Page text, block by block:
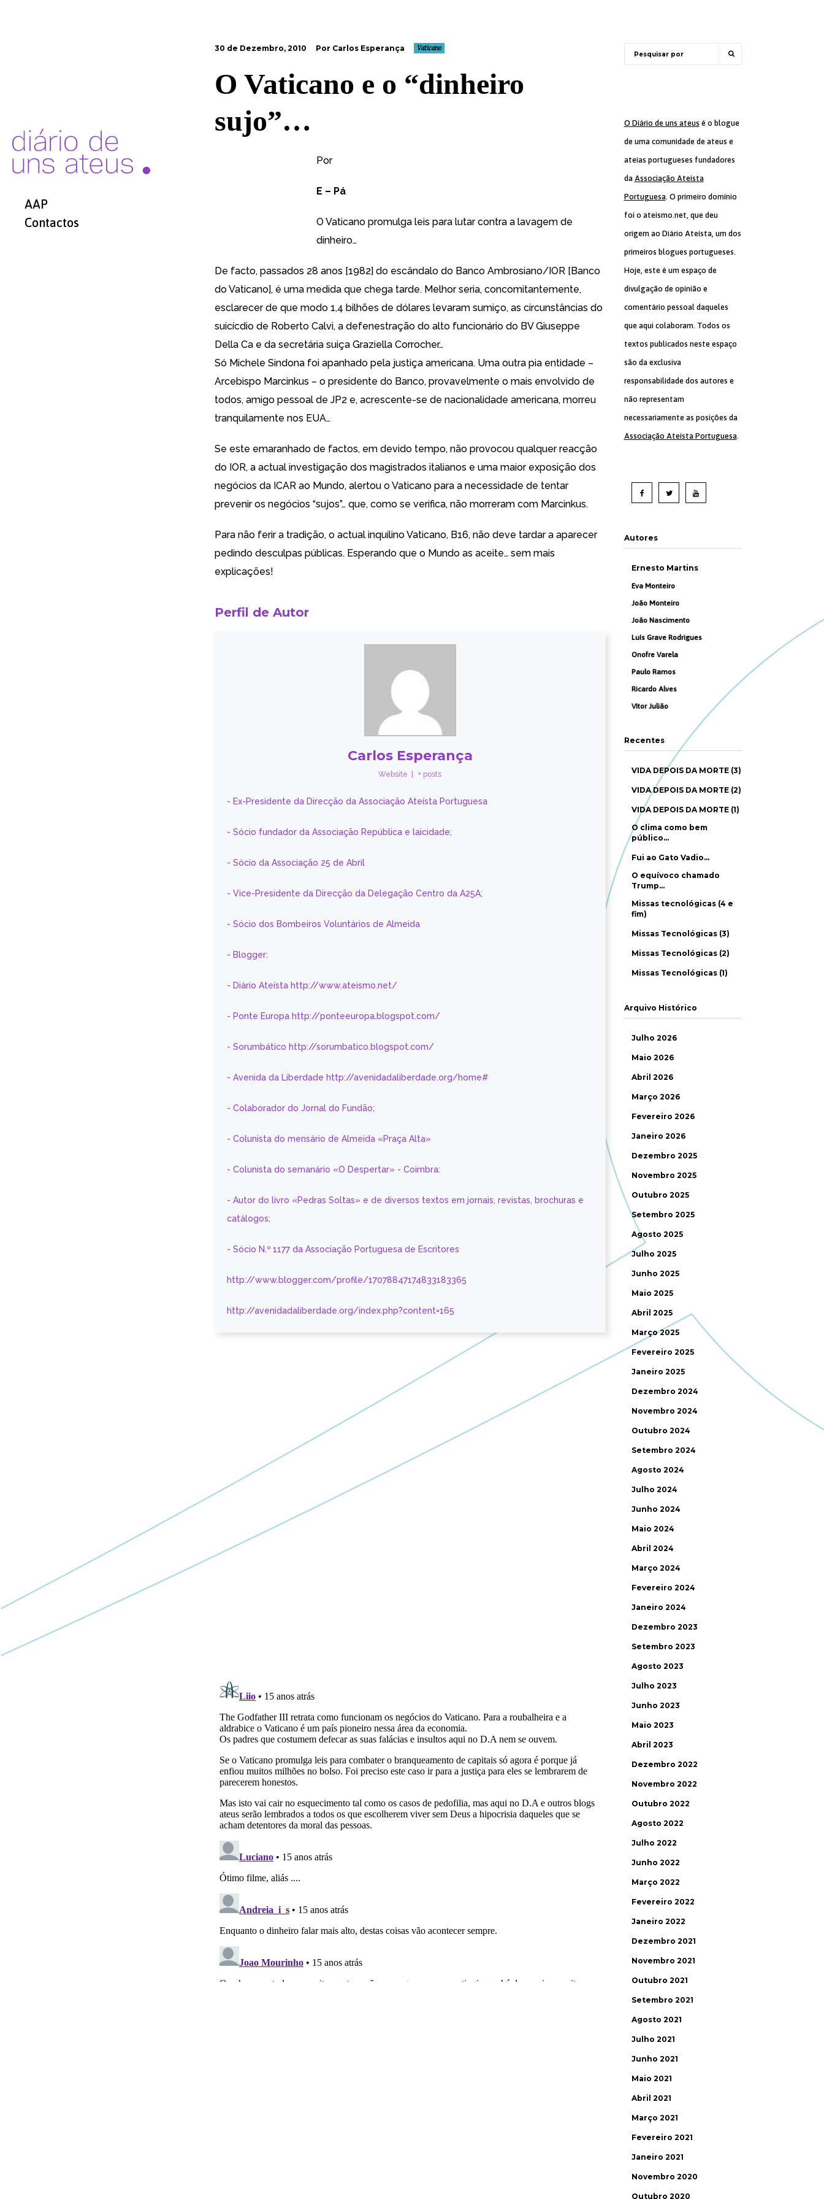
AAP
Contactos
30 de Dezembro, 2010 Por Carlos Esperança Vaticano
O Vaticano e o “dinheiro
sujo”…
Por
E – Pá
O Vaticano promulga leis para lutar contra a lavagem de
dinheiro…
De facto, passados 28 anos [1982] do escândalo do Banco Ambrosiano/IOR [Banco
do Vaticano], é uma medida que chega tarde. Melhor seria, concomitantemente,
esclarecer de que modo 1,4 bilhões de dólares levaram sumiço, as circunstâncias do
suicícdio de Roberto Calvi, a defenestração do alto funcionário do BV Giuseppe
Della Ca e da secretária suiça Graziella Corrocher…
Só Michele Sindona foi apanhado pela justiça americana. Uma outra pia entidade –
Arcebispo Marcinkus – o presidente do Banco, provavelmente o mais envolvido de
todos, amigo pessoal de JP2 e, acrescente-se de nacionalidade americana, morreu
tranquilamente nos EUA…
Se este emaranhado de factos, em devido tempo, não provocou qualquer reacção
do IOR, a actual investigação dos magistrados italianos e uma maior exposição dos
negócios da ICAR ao Mundo, alertou o Vaticano para a necessidade de tentar
prevenir os negócios “sujos”… que, como se verifica, não morreram com Marcinkus.
Para não ferir a tradição, o actual inquilino Vaticano, B16, não deve tardar a aparecer
pedindo desculpas públicas. Esperando que o Mundo as aceite… sem mais
explicações!
Perfil de Autor
Carlos Esperança
Website + posts
- Ex-Presidente da Direcção da Associação Ateísta Portuguesa
- Sócio fundador da Associação República e laicidade;
- Sócio da Associação 25 de Abril
- Vice-Presidente da Direcção da Delegação Centro da A25A;
- Sócio dos Bombeiros Voluntários de Almeida
- Blogger:
- Diário Ateísta http://www.ateismo.net/
- Ponte Europa http://ponteeuropa.blogspot.com/
- Sorumbático http://sorumbatico.blogspot.com/
- Avenida da Liberdade http://avenidadaliberdade.org/home#
- Colaborador do Jornal do Fundão;
- Colunista do mensário de Almeida «Praça Alta»
- Colunista do semanário «O Despertar» - Coimbra:
- Autor do livro «Pedras Soltas» e de diversos textos em jornais, revistas, brochuras e
catálogos;
- Sócio N.º 1177 da Associação Portuguesa de Escritores
http://www.blogger.com/profile/17078847174833183365
http://avenidadaliberdade.org/index.php?content=165
O Diário de uns ateus é o blogue
de uma comunidade de ateus e
ateias portugueses fundadores
da Associação Ateísta
Portuguesa. O primeiro domínio
foi o ateismo.net, que deu
origem ao Diário Ateísta, um dos
primeiros blogues portugueses.
Hoje, este é um espaço de
divulgação de opinião e
comentário pessoal daqueles
que aqui colaboram. Todos os
textos publicados neste espaço
são da exclusiva
responsabilidade dos autores e
não representam
necessariamente as posições da
Associação Ateísta Portuguesa.
Autores
Ernesto Martins
Eva Monteiro
João Monteiro
João Nascimento
Luís Grave Rodrigues
Onofre Varela
Paulo Ramos
Ricardo Alves
Vítor Julião
Recentes
VIDA DEPOIS DA MORTE (3)
VIDA DEPOIS DA MORTE (2)
VIDA DEPOIS DA MORTE (1)
O clima como bem
público…
Fui ao Gato Vadio…
O equívoco chamado
Trump…
Missas tecnológicas (4 e
fim)
Missas Tecnológicas (3)
Missas Tecnológicas (2)
Missas Tecnológicas (1)
Arquivo Histórico
Julho 2026
Maio 2026
Abril 2026
Março 2026
Fevereiro 2026
Janeiro 2026
Dezembro 2025
Novembro 2025
Outubro 2025
Setembro 2025
Agosto 2025
Julho 2025
Junho 2025
Maio 2025
Abril 2025
Março 2025
Fevereiro 2025
Janeiro 2025
Dezembro 2024
Novembro 2024
Outubro 2024
Setembro 2024
Agosto 2024
Julho 2024
Junho 2024
Maio 2024
Abril 2024
Março 2024
Fevereiro 2024
Janeiro 2024
Dezembro 2023
Setembro 2023
Agosto 2023
Julho 2023
Junho 2023
Maio 2023
Abril 2023
Dezembro 2022
Novembro 2022
Outubro 2022
Agosto 2022
Julho 2022
Junho 2022
Março 2022
Fevereiro 2022
Janeiro 2022
Dezembro 2021
Novembro 2021
Outubro 2021
Setembro 2021
Agosto 2021
Julho 2021
Junho 2021
Maio 2021
Abril 2021
Março 2021
Fevereiro 2021
Janeiro 2021
Novembro 2020
Outubro 2020